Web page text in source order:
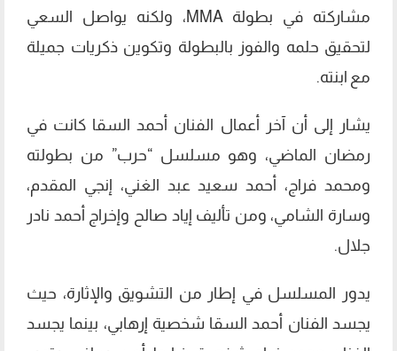
مشاركته في بطولة MMA، ولكنه يواصل السعي
لتحقيق حلمه والفوز بالبطولة وتكوين ذكريات جميلة
مع ابنته.
يشار إلى أن آخر أعمال الفنان أحمد السقا كانت في
رمضان الماضي، وهو مسلسل “حرب” من بطولته
ومحمد فراج، أحمد سعيد عبد الغني، إنجي المقدم،
وسارة الشامي، ومن تأليف إياد صالح وإخراج أحمد نادر
جلال.
يدور المسلسل في إطار من التشويق والإثارة، حيث
يجسد الفنان أحمد السقا شخصية إرهابي، بينما يجسد